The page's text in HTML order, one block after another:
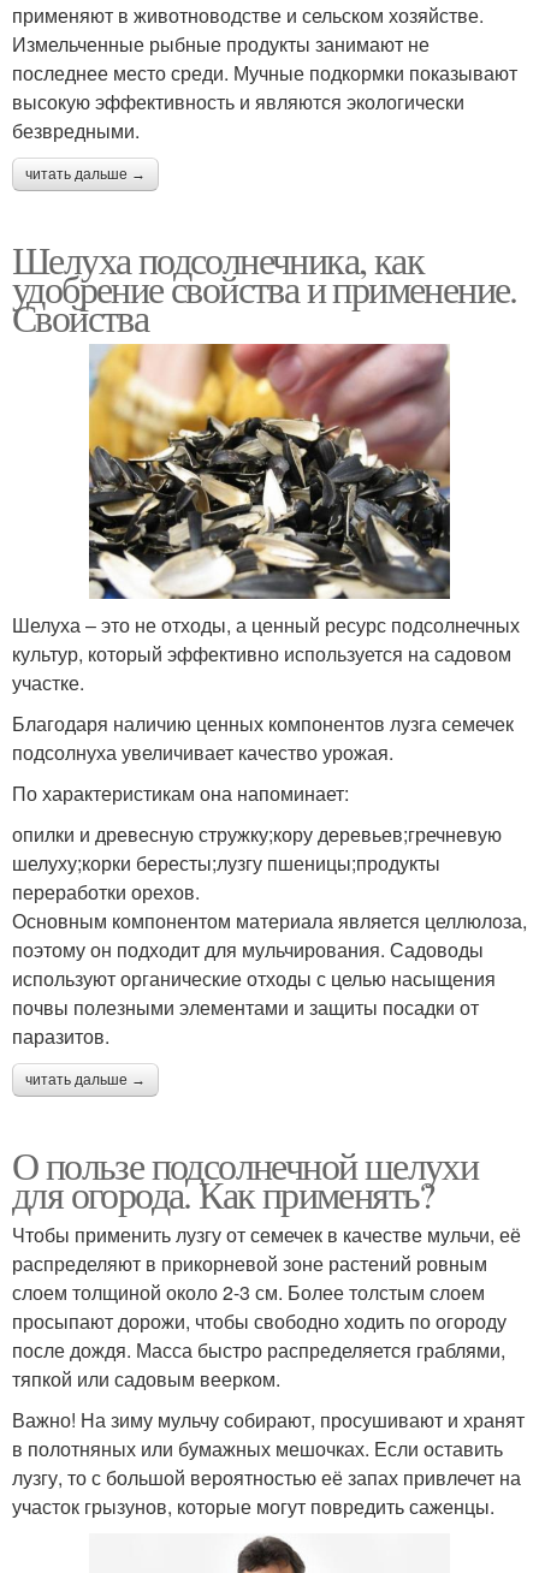
применяют в животноводстве и сельском хозяйстве.
Измельченные рыбные продукты занимают не
последнее место среди. Мучные подкормки показывают
высокую эффективность и являются экологически
безвредными.
читать дальше →
Шелуха подсолнечника, как
удобрение свойства и применение.
Свойства
Шелуха – это не отходы, а ценный ресурс подсолнечных
культур, который эффективно используется на садовом
участке.
Благодаря наличию ценных компонентов лузга семечек
подсолнуха увеличивает качество урожая.
По характеристикам она напоминает:
опилки и древесную стружку;кору деревьев;гречневую
шелуху;корки бересты;лузгу пшеницы;продукты
переработки орехов.
Основным компонентом материала является целлюлоза,
поэтому он подходит для мульчирования. Садоводы
используют органические отходы с целью насыщения
почвы полезными элементами и защиты посадки от
паразитов.
читать дальше →
О пользе подсолнечной шелухи
для огорода. Как применять?
Чтобы применить лузгу от семечек в качестве мульчи, её
распределяют в прикорневой зоне растений ровным
слоем толщиной около 2-3 см. Более толстым слоем
просыпают дорожи, чтобы свободно ходить по огороду
после дождя. Масса быстро распределяется граблями,
тяпкой или садовым веерком.
Важно! На зиму мульчу собирают, просушивают и хранят
в полотняных или бумажных мешочках. Если оставить
лузгу, то с большой вероятностью её запах привлечет на
участок грызунов, которые могут повредить саженцы.